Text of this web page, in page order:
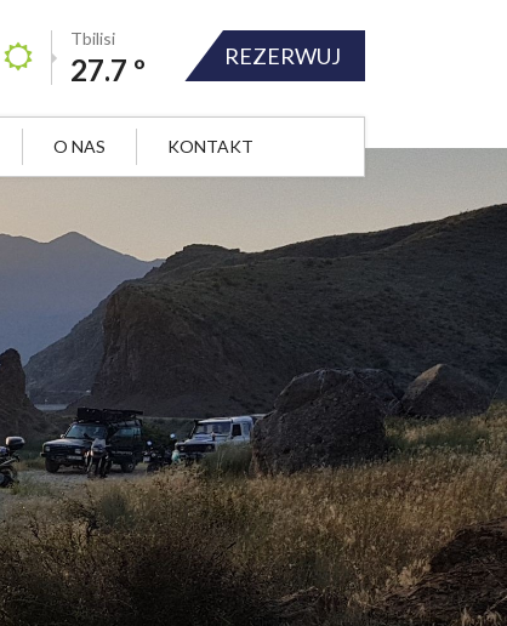
REZERWUJ
Tbilisi
27.7 º
O NAS KONTAKT